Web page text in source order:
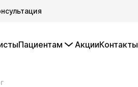
Пациентам АкцииКонтакты